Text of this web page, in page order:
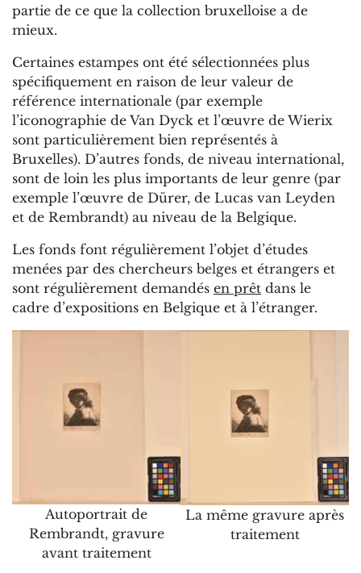
partie de ce que la collection bruxelloise a de
mieux.
Certaines estampes ont été sélectionnées plus
spécifiquement en raison de leur valeur de
référence internationale (par exemple
l’iconographie de Van Dyck et l’œuvre de Wierix
sont particulièrement bien représentés à
Bruxelles). D’autres fonds, de niveau international,
sont de loin les plus importants de leur genre (par
exemple l’œuvre de Dürer, de Lucas van Leyden
et de Rembrandt) au niveau de la Belgique.
Les fonds font régulièrement l’objet d’études
menées par des chercheurs belges et étrangers et
sont régulièrement demandés en prêt dans le
cadre d’expositions en Belgique et à l’étranger.
Autoportrait de
Rembrandt, gravure
avant traitement
La même gravure après
traitement